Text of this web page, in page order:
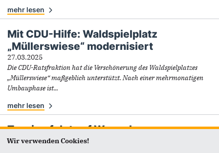
mehr lesen
Mit CDU-Hilfe: Waldspielplatz
„Müllerswiese“ modernisiert
27.03.2025
Die CDU-Ratsfraktion hat die Verschönerung des Waldspielplatzes
„Müllerswiese“ maßgeblich unterstützt. Nach einer mehrmonatigen
Umbauphase ist...
mehr lesen
Tussing folgt auf Wensel
17.03.2025
Wir verwenden Cookies!